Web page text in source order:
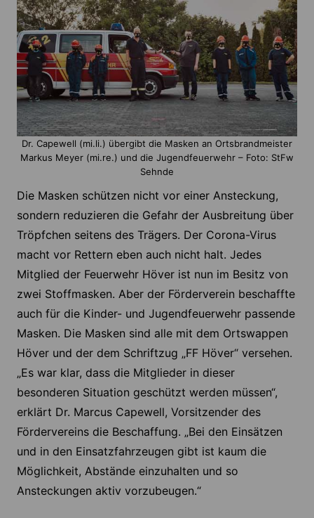
Dr. Capewell (mi.li.) übergibt die Masken an Ortsbrandmeister
Markus Meyer (mi.re.) und die Jugendfeuerwehr – Foto: StFw
Sehnde
Die Masken schützen nicht vor einer Ansteckung,
sondern reduzieren die Gefahr der Ausbreitung über
Tröpfchen seitens des Trägers. Der Corona-Virus
macht vor Rettern eben auch nicht halt. Jedes
Mitglied der Feuerwehr Höver ist nun im Besitz von
zwei Stoffmasken. Aber der Förderverein beschaffte
auch für die Kinder- und Jugendfeuerwehr passende
Masken. Die Masken sind alle mit dem Ortswappen
Höver und der dem Schriftzug „FF Höver“ versehen.
„Es war klar, dass die Mitglieder in dieser
besonderen Situation geschützt werden müssen“,
erklärt Dr. Marcus Capewell, Vorsitzender des
Fördervereins die Beschaffung. „Bei den Einsätzen
und in den Einsatzfahrzeugen gibt ist kaum die
Möglichkeit, Abstände einzuhalten und so
Ansteckungen aktiv vorzubeugen.“